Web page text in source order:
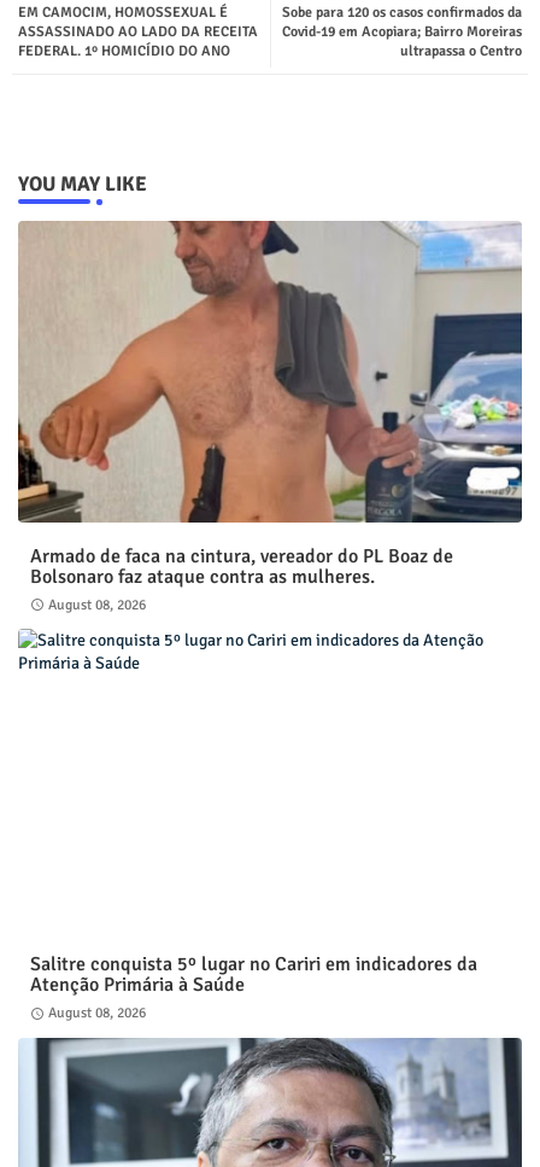
Sobe para 120 os casos confirmados da
Covid-19 em Acopiara; Bairro Moreiras
ultrapassa o Centro
EM CAMOCIM, HOMOSSEXUAL É
ASSASSINADO AO LADO DA RECEITA
FEDERAL. 1º HOMICÍDIO DO ANO
YOU MAY LIKE
Armado de faca na cintura, vereador do PL Boaz de
Bolsonaro faz ataque contra as mulheres.
August 08, 2026
Salitre conquista 5º lugar no Cariri em indicadores da
Atenção Primária à Saúde
August 08, 2026